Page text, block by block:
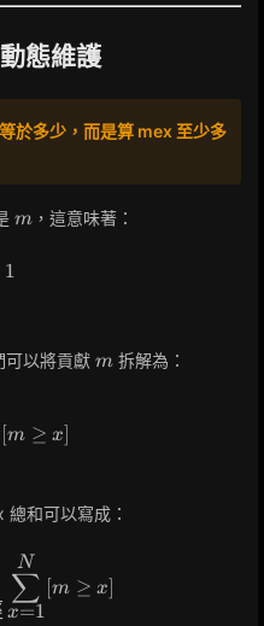
態維護
於多少，而是算 mex 至少多
m
m ，這意味著：
1
可以將貢獻 m
m 拆解為：
[m ≥ x]
和可以寫成：
路徑}} m =
x=1
∑
N
m ≥ x